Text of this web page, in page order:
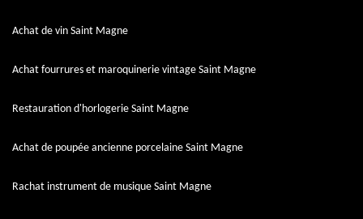
Achat de vin Saint Magne
Achat fourrures et maroquinerie vintage Saint Magne
Restauration d'horlogerie Saint Magne
Achat de poupée ancienne porcelaine Saint Magne
Rachat instrument de musique Saint Magne